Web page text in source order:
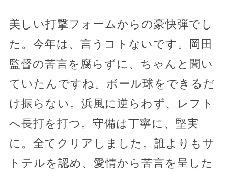
美しい打撃フォームからの豪快弾でし
た。今年は、言うコトないです。岡田
監督の苦言を腐らずに、ちゃんと聞い
ていたんですね。ボール球をできるだ
け振らない。浜風に逆らわず、レフト
へ長打を打つ。守備は丁寧に、堅実
に。全てクリアしました。誰よりもサ
トテルを認め、愛情から苦言を呈した